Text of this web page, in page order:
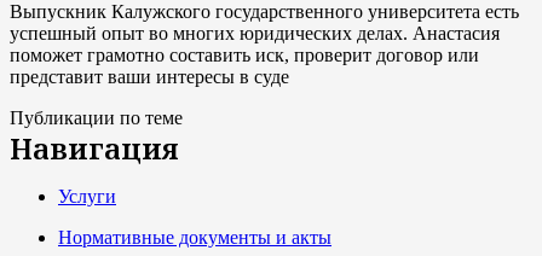
Выпускник Калужского государственного университета есть
успешный опыт во многих юридических делах. Анастасия
поможет грамотно составить иск, проверит договор или
представит ваши интересы в суде
Публикации по теме
Навигация
Услуги
Нормативные документы и акты